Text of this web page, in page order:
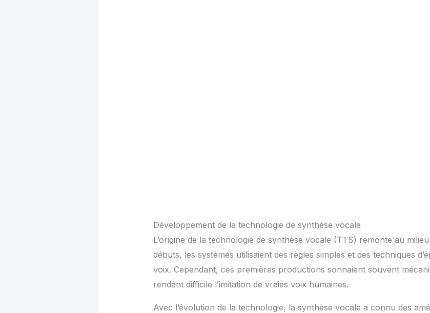
Développement de la technologie de synthèse vocale
L’origine de la technologie de synthèse vocale (TTS) remonte au
débuts, les systèmes utilisaient des règles simples et des techniques
voix. Cependant, ces premières productions sonnaient souvent
rendant difficile l’imitation de vraies voix humaines.
Avec l’évolution de la technologie, la synthèse vocale a connu des